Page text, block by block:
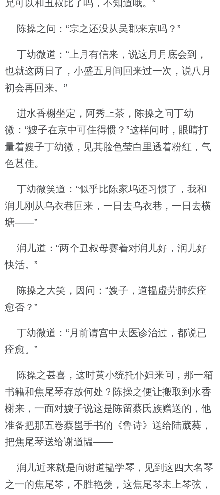
兄可以和丑叔比了吗，不知道哦。”
陈操之问：“宗之还没从吴郡来京吗？”
丁幼微道：“上月有信来，说这月月底会到，
也就这两日了，小盛五月间回来过一次，说八月
初会再回来。”
进水香榭坐定，阿秀上茶，陈操之问丁幼
微：“嫂子在京中可住得惯？”这样问时，眼睛打
量着嫂子丁幼微，见其脸色莹白里透着粉红，气
色甚佳。
丁幼微笑道：“似乎比陈家坞还习惯了，我和
润儿刚从乌衣巷回来，一日去乌衣巷，一日去横
塘——”
润儿道：“两个丑叔母赛着对润儿好，润儿好
快活。”
陈操之大笑，因问：“嫂子，道韫虚劳肺疾痊
愈否？”
丁幼微道：“月前请宫中太医诊治过，都说已
痊愈。”
陈操之甚喜，这时黄小统托仆妇来问，那一箱
书籍和焦尾琴存放何处？陈操之便让搬取到水香
榭来，一面对嫂子说这是陈留蔡氏族赠送的，他
准备把那五卷蔡邕手书的《鲁诗》送给陆葳蕤，
把焦尾琴送给谢道韫——
润儿近来就是向谢道韫学琴，见到这四大名琴
之一的焦尾琴，不胜艳羡，这焦尾琴未上琴弦，